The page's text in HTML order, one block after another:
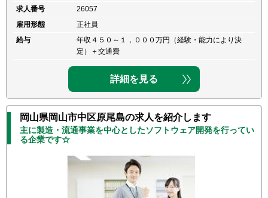
求人番号
26057
雇用形態
正社員
給与
年収４５０～１，０００万円（経験・能力により決
定）＋交通費
詳細を見る
岡山県岡山市中区原尾島の求人を紹介します
主に製造・流通事業を中心としたソフトウェア開発を行ってい
る企業です☆